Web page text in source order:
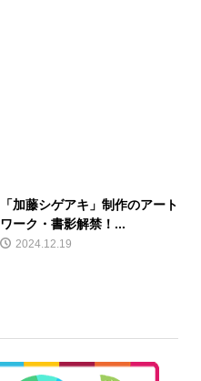
「加藤シゲアキ」制作のアート
ワーク・書影解禁！...
2024.12.19